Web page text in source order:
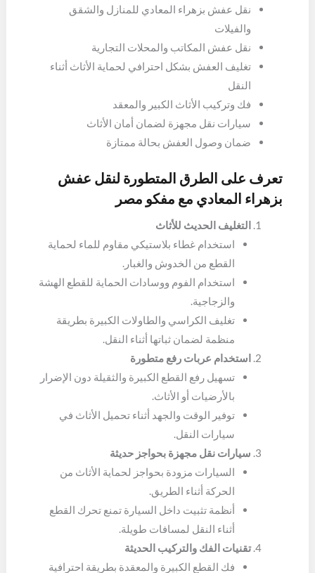
نقل عفش بزهراء المعادي للمنازل والشقق
والفيلات
نقل عفش المكاتب والمحلات التجارية
تغليف العفش بشكل احترافي لحماية الأثاث أثناء
النقل
فك وتركيب الأثاث الكبير والمعقد
سيارات نقل مجهزة لضمان أمان الأثاث
ضمان وصول العفش بحالة ممتازة
تعرف على الطرق المتطورة لنقل عفش
بزهراء المعادي مع مفكو مصر
التغليف الحديث للأثاث
استخدام غطاء بلاستيكي مقاوم للماء لحماية
القطع من الخدوش والغبار.
استخدام الفوم ووسادات الحماية للقطع الهشة
والزجاجية.
تغليف الكراسي والطاولات الكبيرة بطريقة
منظمة لضمان ثباتها أثناء النقل.
استخدام عربات رفع متطورة
تسهيل رفع القطع الكبيرة والثقيلة دون الإضرار
بالأرضيات أو الأثاث.
توفير الوقت والجهد أثناء تحميل الأثاث في
سيارات النقل.
سيارات نقل مجهزة بحواجز حديثة
السيارات مزودة بحواجز لحماية الأثاث من
الحركة أثناء الطريق.
أنظمة تثبيت داخل السيارة تمنع تحرك القطع
أثناء النقل لمسافات طويلة.
تقنيات الفك والتركيب الحديثة
فك القطع الكبيرة والمعقدة بطريقة احترافية